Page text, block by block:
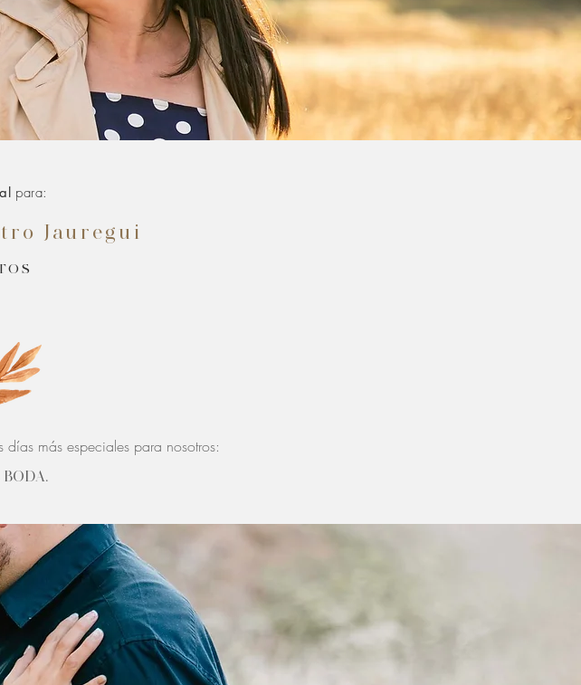
para:
Jauregui
más especiales para nosotros:
BODA.